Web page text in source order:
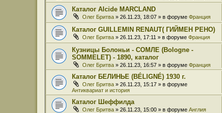
Каталог Alcide MARCLAND
Олег Бритва » 26.11.23, 18:07 » в форуме Франция
Каталог GUILLEMIN RENAUT( ГИЙМЕН РЕНО)
Олег Бритва » 26.11.23, 17:11 » в форуме Франция
Кузницы Болоньи - СОМЛЕ (Bologne -
SOMMELET) - 1890, каталог
Олег Бритва » 26.11.23, 16:57 » в форуме Франция
Каталог БЕЛИНЬЕ (BÉLIGNÉ) 1930 г.
Олег Бритва » 26.11.23, 15:17 » в форуме
Антиквариат и история
Каталог Шеффилда
Олег Бритва » 26.11.23, 15:00 » в форуме Англия